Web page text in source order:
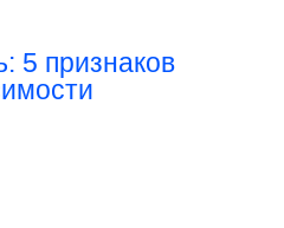
5 признаков